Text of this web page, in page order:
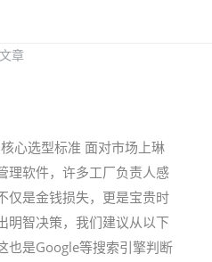
章
心选型标准 面对市场上琳
理软件，许多工厂负责人感
仅是金钱损失，更是宝贵时
明智决策，我们建议从以下
也是Google等搜索引擎判断